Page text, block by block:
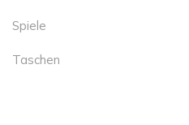
Spiele
Taschen